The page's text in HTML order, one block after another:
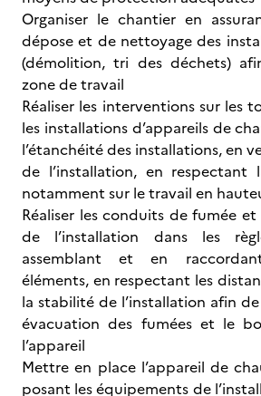
Organiser le chantier en
dépose et de nettoyage des
(démolition, tri des déchets)
zone de travail
Réaliser les interventions sur les
les installations d’appareils de
l’étanchéité des installations, en
de l’installation, en respectant
notamment sur le travail en
Réaliser les conduits de fumée
de l’installation dans les
assemblant et en
éléments, en respectant les
la stabilité de l’installation afin
évacuation des fumées et le
l’appareil
Mettre en place l’appareil de
posant les équipements de